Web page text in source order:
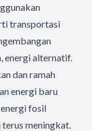
transportasi
energi alternatif.
dan ramah
energi baru
fosil
terus meningkat.